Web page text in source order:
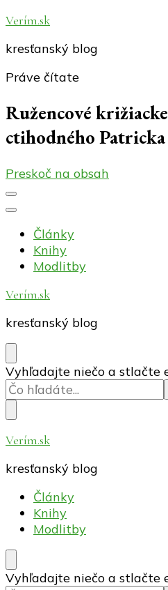
Verím.sk
kresťanský blog
Práve čítate
Ružencové
ctihodného
Preskoč na obsah
Články
Knihy
Modlitby
Verím.sk
kresťanský blog
Hľadáte
niečo?
Vyhľadajte niečo a stlačte
Verím.sk
kresťanský blog
Články
Knihy
Modlitby
Hľadáte
Vyhľadajte niečo a stlačte